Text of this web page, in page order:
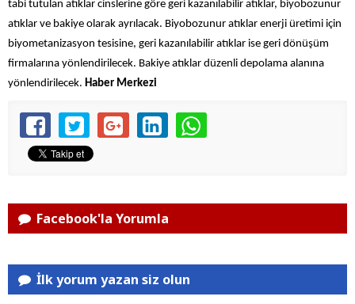
tabi tutulan atıklar cinslerine göre geri kazanılabilir atıklar, biyobozunur
atıklar ve bakiye olarak ayrılacak. Biyobozunur atıklar enerji üretimi için
biyometanizasyon tesisine, geri kazanılabilir atıklar ise geri dönüşüm
firmalarına yönlendirilecek. Bakiye atıklar düzenli depolama alanına
yönlendirilecek. Haber Merkezi
Facebook'la Yorumla
İlk yorum yazan siz olun